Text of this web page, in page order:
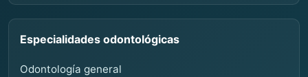
Especialidades odontológicas
Odontología general